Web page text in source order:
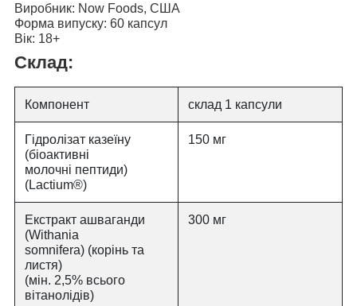
Виробник: Now Foods, США
Форма випуску: 60 капсул
Вік: 18+
Склад:
Компонент склад 1 капсули
Гідролізат казеїну
(біоактивні
молочні пептиди)
(Lactium®)
150 мг
Екстракт ашваганди
(Withania
somnifera) (корінь та
листя)
(мін. 2,5% всього
вітанолідів)
300 мг